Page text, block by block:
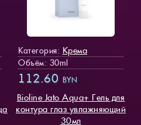
Категория: Крема
Объём: 30ml
112.60 BYN
Bioline Jato Aqua+ Гель для
контура глаз увлажняющий
30мл